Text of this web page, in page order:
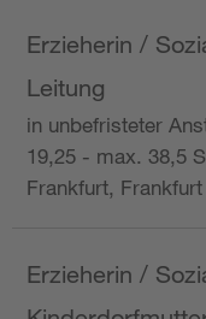
Erzieherin /
Leitung
in unbefristeter
19,25 - max. 38,5
Frankfurt, Frankfurt
Erzieherin /